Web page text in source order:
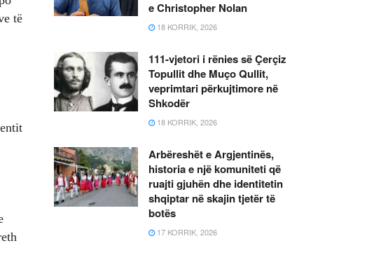
të
e Christopher Nolan
18 KORRIK, 2026
111-vjetori i rënies së Çerçiz
Topullit dhe Muço Qullit,
veprimtari përkujtimore në
Shkodër
18 KORRIK, 2026
Arbëreshët e Argjentinës,
historia e një komuniteti që
ruajti gjuhën dhe identitetin
shqiptar në skajin tjetër të
botës
17 KORRIK, 2026